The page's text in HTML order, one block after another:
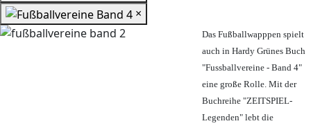
×
Das Fußballwapppen spielt
auch in Hardy Grünes Buch
"Fussballvereine - Band 4"
eine große Rolle. Mit der
Buchreihe "ZEITSPIEL-
Legenden" lebt die